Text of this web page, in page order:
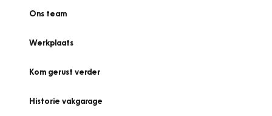
Ons team
Werkplaats
Kom gerust verder
Historie vakgarage